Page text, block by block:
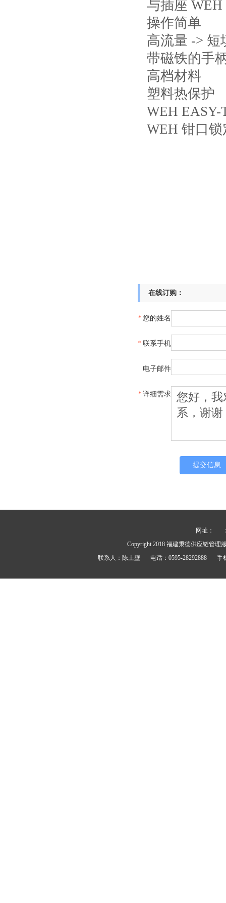
与插座 WEH
操作简单
高流量 -> 短
带磁铁的手
高档材料
塑料热保护
WEH EASY-
WEH 钳口
在线订购：
* 您的姓名
* 联系手机
电子邮件
* 详细需求
网址：
Copyright 2018 福建秉德供应链管理
联系人： 陈土壁 电话：0595-28292888 手